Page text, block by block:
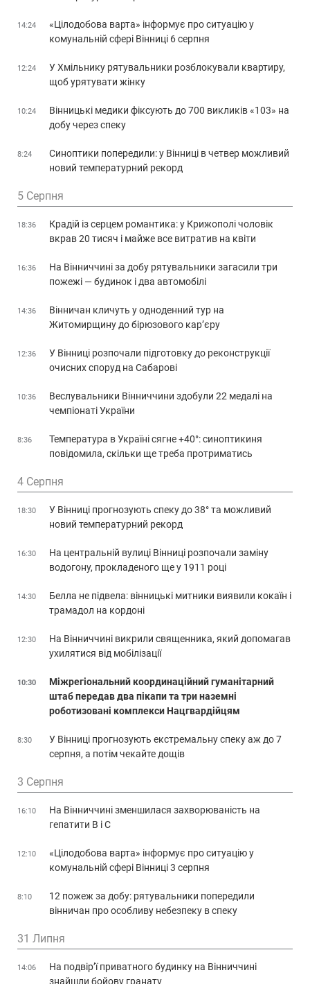
14:24
«Цілодобова варта» інформує про ситуацію у
комунальній сфері Вінниці 6 серпня
12:24
У Хмільнику рятувальники розблокували квартиру,
щоб урятувати жінку
10:24
Вінницькі медики фіксують до 700 викликів «103» на
добу через спеку
8:24
Синоптики попередили: у Вінниці в четвер можливий
новий температурний рекорд
5 Серпня
18:36
Крадій із серцем романтика: у Крижополі чоловік
вкрав 20 тисяч і майже все витратив на квіти
16:36
На Вінниччині за добу рятувальники загасили три
пожежі — будинок і два автомобілі
14:36
Вінничан кличуть у одноденний тур на
Житомирщину до бірюзового кар’єру
12:36
У Вінниці розпочали підготовку до реконструкції
очисних споруд на Сабарові
10:36
Веслувальники Вінниччини здобули 22 медалі на
чемпіонаті України
8:36
Температура в Україні сягне +40°: синоптикиня
повідомила, скільки ще треба протриматись
4 Серпня
18:30
У Вінниці прогнозують спеку до 38° та можливий
новий температурний рекорд
16:30
На центральній вулиці Вінниці розпочали заміну
водогону, прокладеного ще у 1911 році
14:30
Белла не підвела: вінницькі митники виявили кокаїн і
трамадол на кордоні
12:30
На Вінниччині викрили священника, який допомагав
ухилятися від мобілізації
10:30
Міжрегіональний координаційний гуманітарний
штаб передав два пікапи та три наземні
роботизовані комплекси Нацгвардійцям
8:30
У Вінниці прогнозують екстремальну спеку аж до 7
серпня, а потім чекайте дощів
3 Серпня
16:10
На Вінниччині зменшилася захворюваність на
гепатити В і С
12:10
«Цілодобова варта» інформує про ситуацію у
комунальній сфері Вінниці 3 серпня
8:10
12 пожеж за добу: рятувальники попередили
вінничан про особливу небезпеку в спеку
31 Липня
14:06
На подвір’ї приватного будинку на Вінниччині
знайшли бойову гранату